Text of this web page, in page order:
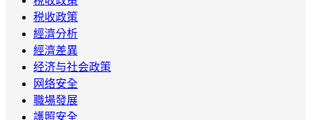
税收政策
經濟分析
經濟差異
经济与社会政策
网络安全
職場發展
護照安全